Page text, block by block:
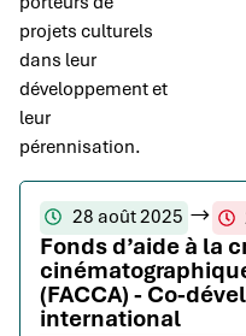
projets culturels
dans leur
développement et
leur
pérennisation.
28 août 2025
Fonds d’aide à la
(FACCA) - Co-
international